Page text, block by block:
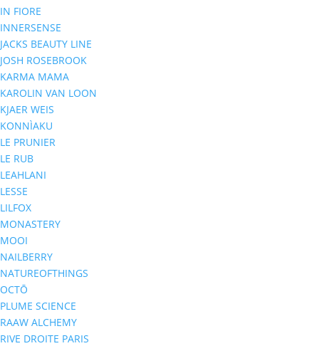
IN FIORE
INNERSENSE
JACKS BEAUTY LINE
JOSH ROSEBROOK
KARMA MAMA
KAROLIN VAN LOON
KJAER WEIS
KONNÌAKU
LE PRUNIER
LE RUB
LEAHLANI
LESSE
LILFOX
MONASTERY
MOOI
NAILBERRY
NATUREOFTHINGS
OCTŌ
PLUME SCIENCE
RAAW ALCHEMY
RIVE DROITE PARIS